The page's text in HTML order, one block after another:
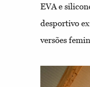
EVA e
desportivo
versões